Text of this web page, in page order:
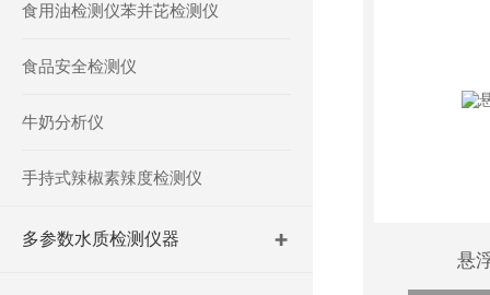
食用油检测仪苯并芘检测仪
食品安全检测仪
牛奶分析仪
手持式辣椒素辣度检测仪
多参数水质检测仪器
悬